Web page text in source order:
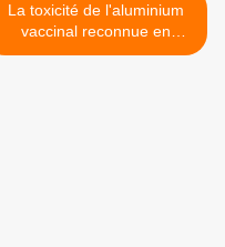
La toxicité de l'aluminium
vaccinal reconnue en
justice >